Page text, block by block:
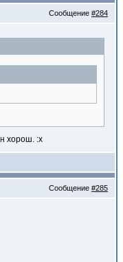
Сообщение #284
хорош. :x
Сообщение #285